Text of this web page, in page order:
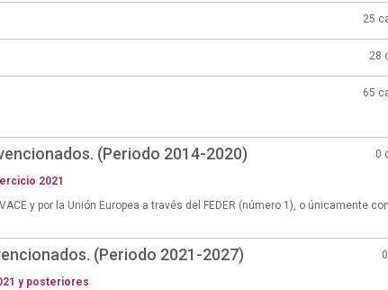
25
28
65
(Periodo 2014-2020) 0
2021
y por la Unión Europea a través del FEDER (número 1), o únicamente
(Periodo 2021-2027)
y posteriores